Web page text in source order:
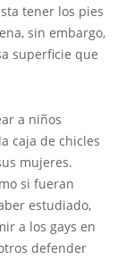
tener los pies
sin embargo,
superficie que
a niños
caja de chicles
mujeres.
si fueran
estudiado,
a los gays en
defender